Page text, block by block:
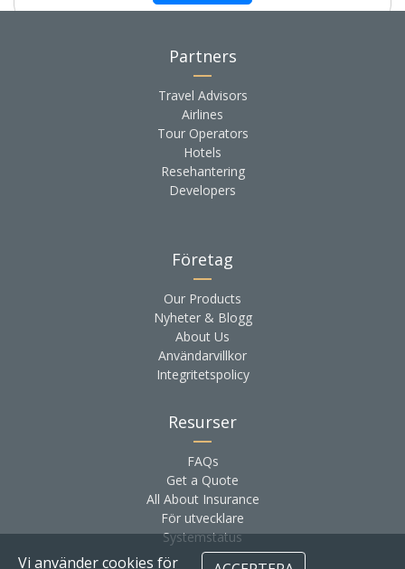
Partners
Travel Advisors
Airlines
Tour Operators
Hotels
Resehantering
Developers
Företag
Our Products
Nyheter & Blogg
About Us
Användarvillkor
Integritetspolicy
Resurser
FAQs
Get a Quote
All About Insurance
För utvecklare
Systemstatus
Vi använder cookies för